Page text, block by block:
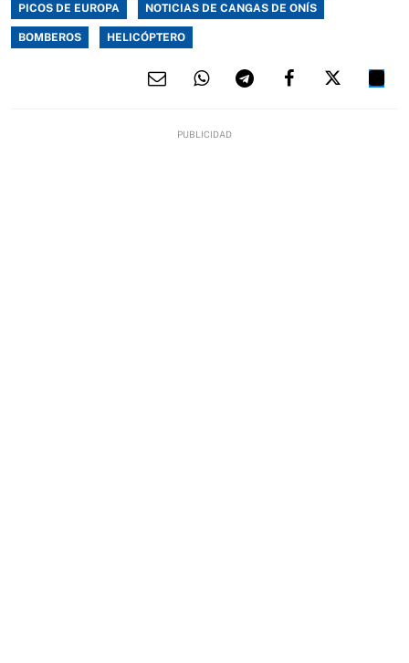
PICOS DE EUROPA NOTICIAS DE CANGAS DE ONÍS
BOMBEROS HELICÓPTERO